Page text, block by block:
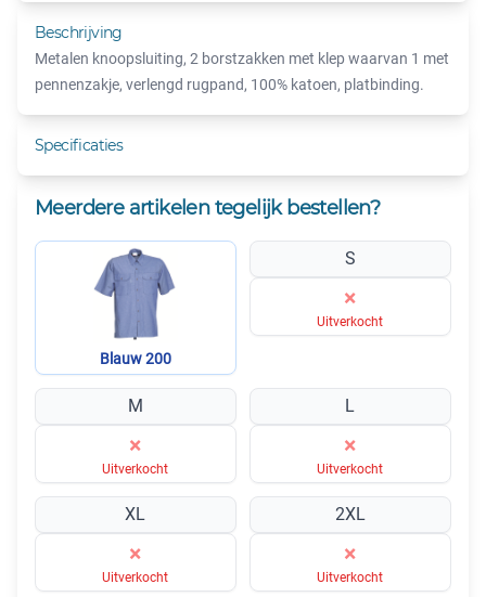
Beschrijving
Metalen knoopsluiting, 2 borstzakken met klep waarvan 1 met
pennenzakje, verlengd rugpand, 100% katoen, platbinding.
Specificaties
Meerdere artikelen tegelijk bestellen?
Blauw 200
S
×
Uitverkocht
M
×
Uitverkocht
L
×
Uitverkocht
XL
×
Uitverkocht
2XL
×
Uitverkocht